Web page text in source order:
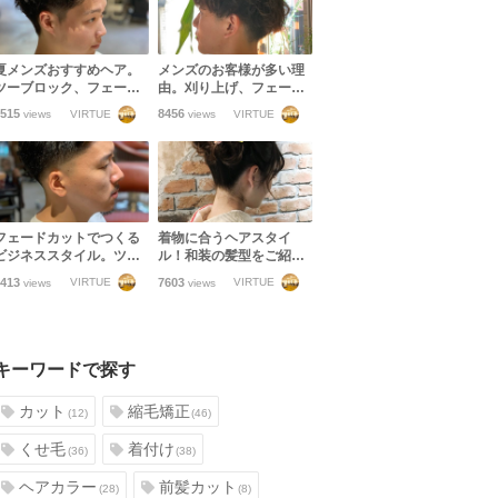
メンズおすすめヘア。
ーブロック、フェー
、いつものスタイルに
ーマを足してアップバ
グいいと思う。
views VIRTUE
メンズのお客様が多い理
由。刈り上げ、フェード
カット、ツーブロック、
マッシュetc幅広いメンズ
スタイルに対応します！
8456views VIRTUE
ェードカットでつくる
ジネススタイル。ツー
ロックに飽きた方おす
めです
views VIRTUE
着物に合うヘアスタイ
ル！和装の髪型をご紹介
します！【振袖・訪問
着・袴・浴衣】
7603views VIRTUE
ーワードで探す
カット(12) 縮毛矯正(46)
くせ毛(36) 着付け(38)
ヘアカラー(28) 前髪カット(8)